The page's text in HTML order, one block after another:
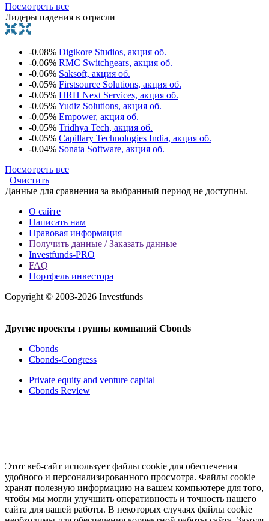
Посмотреть все
Лидеры падения в отрасли
-0.08% Digikore Studios, акция об.
-0.06% RMC Switchgears, акция об.
-0.06% Saksoft, акция об.
-0.05% Firstsource Solutions, акция об.
-0.05% HRH Next Services, акция об.
-0.05%Yudiz Solutions, акция об.
-0.05% Empower, акция об.
-0.05% Tridhya Tech, акция об.
-0.05% Capillary Technologies India, акция об.
-0.04% Sonata Software, акция об.
Посмотреть все
Очистить
Данные для сравнения за выбранный период не доступны.
О сайте
Написать нам
Правовая информация
Получить данные / Заказать данные
Investfunds-PRO
FAQ
Портфель инвестора
Copyright © 2003-2026 Investfunds
Другие проекты группы компаний Cbonds
Cbonds
Cbonds-Congress
Private equity and venture capital
Cbonds Review
Этот веб-сайт использует файлы cookie для обеспечения
удобного и персонализированного просмотра. Файлы cookie
хранят полезную информацию на вашем компьютере для того,
чтобы мы могли улучшить оперативность и точность нашего
сайта для вашей работы. В некоторых случаях файлы cookie